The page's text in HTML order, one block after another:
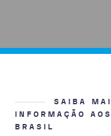
SAIBA
INFORMAÇÃO
BRASIL